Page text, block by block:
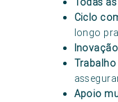
Ciclo
longo
Trabalho
Apoio